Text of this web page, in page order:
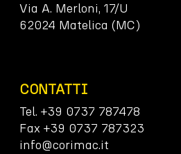
Via A. Merloni, 17/U
62024 Matelica (MC)
CONTATTI
Tel. +39 0737 787478
Fax +39 0737 787323
info@corimac.it